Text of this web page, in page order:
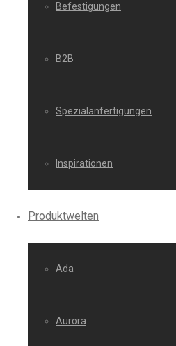
Befestigungen
B2B
Spezialanfertigungen
Inspirationen
Produktwelten
Ada
Aurora